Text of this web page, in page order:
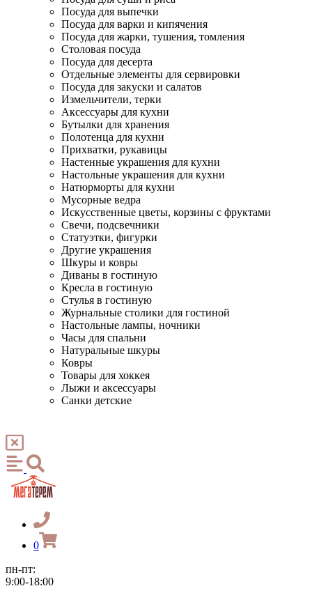
Посуда для выпечки
Посуда для варки и кипячения
Посуда для жарки, тушения, томления
Столовая посуда
Посуда для десерта
Отдельные элементы для сервировки
Посуда для закуски и салатов
Измельчители, терки
Аксессуары для кухни
Бутылки для хранения
Полотенца для кухни
Прихватки, рукавицы
Настенные украшения для кухни
Настольные украшения для кухни
Натюрморты для кухни
Мусорные ведра
Искусственные цветы, корзины с фруктами
Свечи, подсвечники
Статуэтки, фигурки
Другие украшения
Шкуры и ковры
Диваны в гостиную
Кресла в гостиную
Стулья в гостиную
Журнальные столики для гостиной
Настольные лампы, ночники
Часы для спальни
Натуральные шкуры
Ковры
Товары для хоккея
Лыжи и аксессуары
Санки детские
0
пн-пт:
9:00-18:00